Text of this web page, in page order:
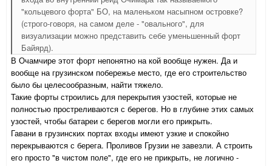
"кольцевого форта" БО, на маленьком насыпном островке?
(строго-говоря, на самом деле - "овального", для
визуализации можно представить себе уменьшенный форт
Байярд).
В Очамчире этот форт непонятно на кой вообще нужен. Да и
вообще на грузинском побережье место, где его строительство
было бы целесообразным, найти тяжело.
Такие форты строились для перекрытия узостей, которые не
полностью простреливаются с берегов. Но в глубине этих самых
узостей, чтобы батареи с берегов могли его прикрыть.
Гавани в грузинских портах входы имеют узкие и спокойно
перекрываются с берега. Проливов Грузии не завезли. А строить
его просто "в чистом поле", где его не прикрыть, не логично -